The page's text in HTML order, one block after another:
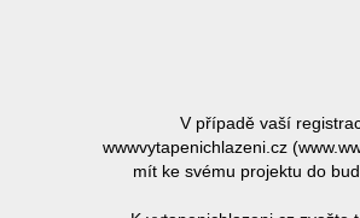
V případě vaší
wwwvytapenichlazeni.cz
mít ke svému projektu do